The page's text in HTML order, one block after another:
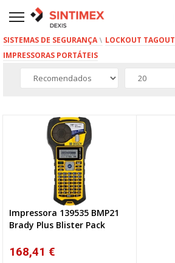
SISTEMAS DE SEGURANÇA
LOCKOUT TAGOUT
IMPRESSORAS PORTÁTEIS
Impressora 139535 BMP21
Brady Plus Blister Pack
168,41 €